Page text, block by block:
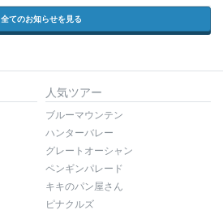
全てのお知らせを見る
人気ツアー
ブルーマウンテン
ハンターバレー
グレートオーシャン
ペンギンパレード
キキのパン屋さん
ピナクルズ